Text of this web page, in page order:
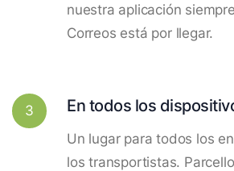
nuestra aplicación
Correos está por llegar.
3 En todos los
Un lugar para todos los
los transportistas.